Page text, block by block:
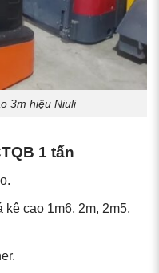
3m hiệu Niuli
1 tấn
cao 1m6, 2m, 2m5,